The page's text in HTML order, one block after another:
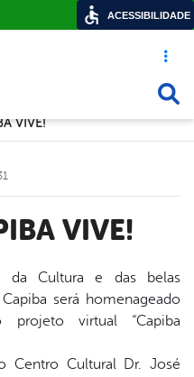
Acesso
VIVE!
VIVE!
da Cultura e das belas
será homenageado
projeto virtual “Capiba
Centro Cultural Dr. José
ACESSIBILIDADE